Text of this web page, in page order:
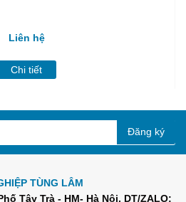
Liên hệ
Chi tiết
Đăng ký
TÙNG LÂM
Tây Trà - HM- Hà Nội. DT/ZALO: